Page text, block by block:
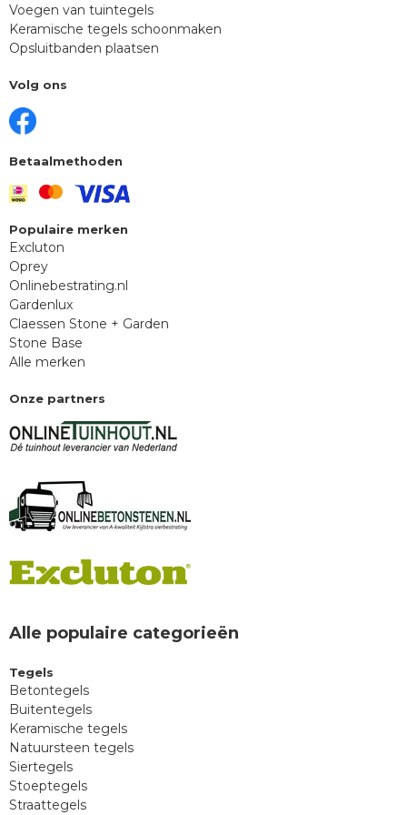
Voegen van tuintegels
Keramische tegels schoonmaken
Opsluitbanden plaatsen
Volg ons
Betaalmethoden
Populaire merken
Excluton
Oprey
Onlinebestrating.nl
Gardenlux
Claessen Stone + Garden
Stone Base
Alle merken
Onze partners
Alle populaire categorieën
Tegels
Betontegels
Buitentegels
Keramische tegels
Natuursteen tegels
Siertegels
Stoeptegels
Straattegels